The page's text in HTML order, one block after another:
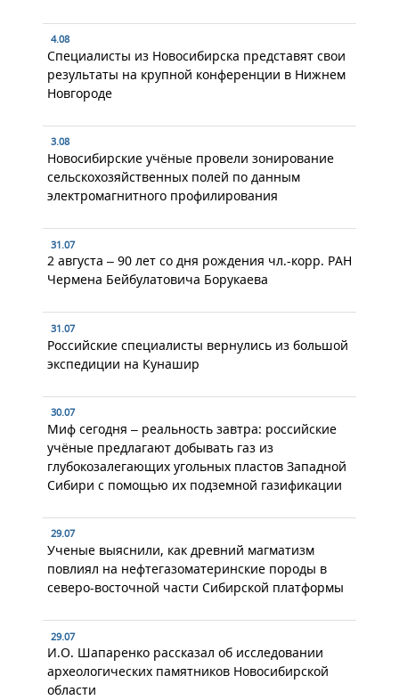
4.08
Специалисты из Новосибирска представят свои
результаты на крупной конференции в Нижнем
Новгороде
3.08
Новосибирские учёные провели зонирование
сельскохозяйственных полей по данным
электромагнитного профилирования
31.07
2 августа – 90 лет со дня рождения чл.-корр. РАН
Чермена Бейбулатовича Борукаева
31.07
Российские специалисты вернулись из большой
экспедиции на Кунашир
30.07
Миф сегодня – реальность завтра: российские
учёные предлагают добывать газ из
глубокозалегающих угольных пластов Западной
Сибири с помощью их подземной газификации
29.07
Ученые выяснили, как древний магматизм
повлиял на нефтегазоматеринские породы в
северо-восточной части Сибирской платформы
29.07
И.О. Шапаренко рассказал об исследовании
археологических памятников Новосибирской
области